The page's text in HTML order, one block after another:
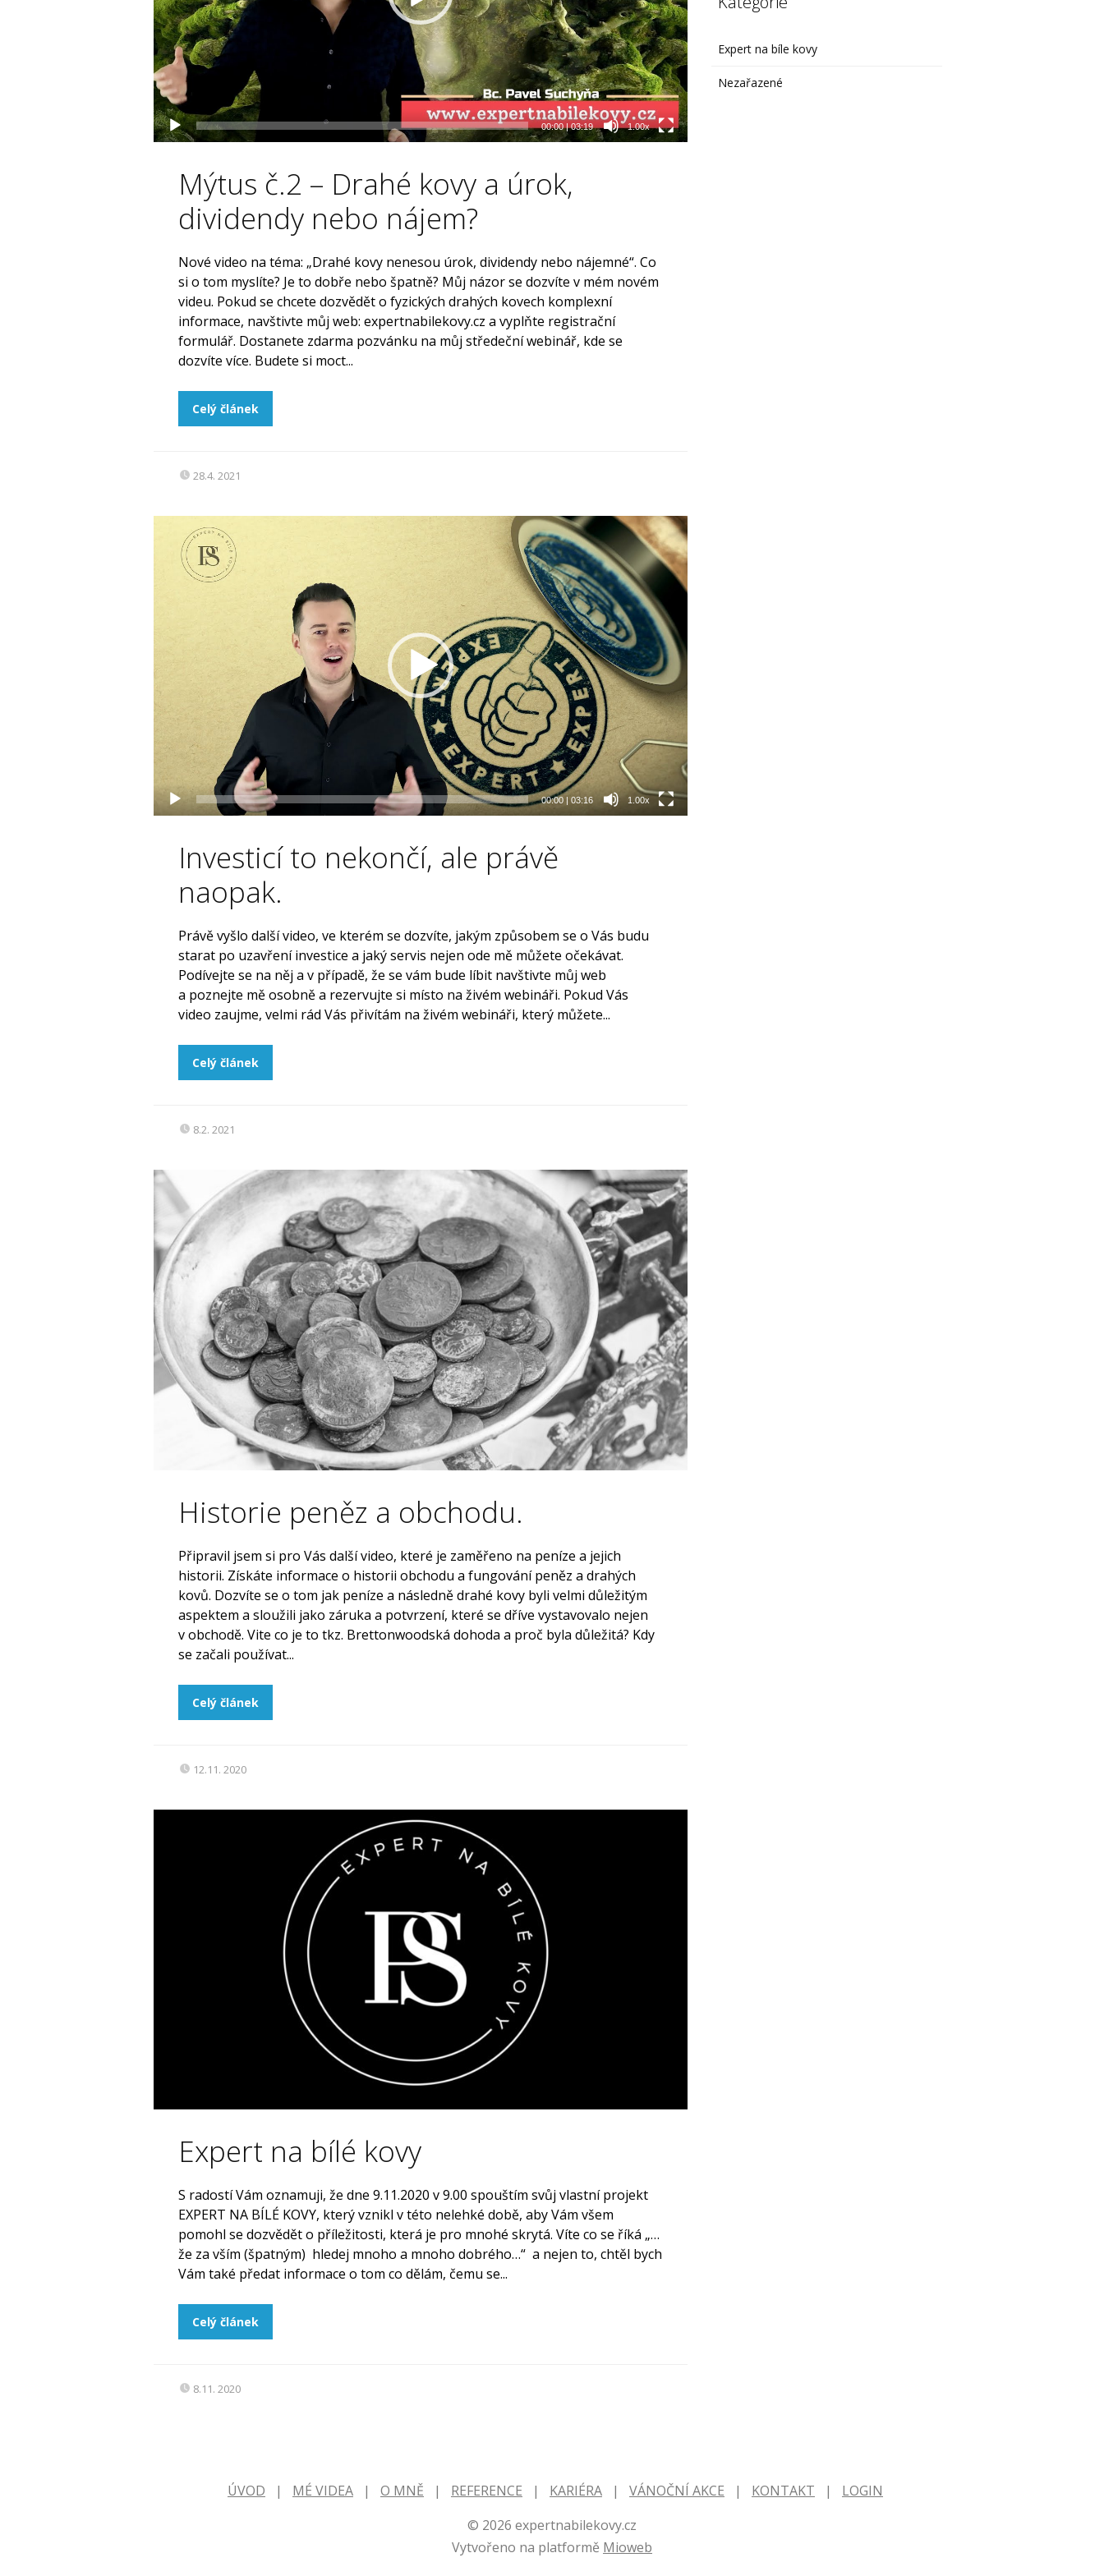
00:00|03:19 1.00x
Mýtus č.2 – Drahé kovy a úrok,
dividendy nebo nájem?
Nové video na téma: „Drahé kovy nenesou úrok, dividendy nebo nájemné“. Co
si o tom myslíte? Je to dobře nebo špatně? Můj názor se dozvíte v mém novém
videu. Pokud se chcete dozvědět o fyzických drahých kovech komplexní
informace, navštivte můj web: expertnabilekovy.cz a vyplňte registrační
formulář. Dostanete zdarma pozvánku na můj středeční webinář, kde se
dozvíte více. Budete si moct...
Celý článek
28.4. 2021
přehrávač
00:00| 03:16 1.00x
Investicí to nekončí, ale právě
naopak.
Právě vyšlo další video, ve kterém se dozvíte, jakým způsobem se o Vás budu
starat po uzavření investice a jaký servis nejen ode mě můžete očekávat.
Podívejte se na něj a v případě, že se vám bude líbit navštivte můj web
a poznejte mě osobně a rezervujte si místo na živém webináři. Pokud Vás
video zaujme, velmi rád Vás přivítám na živém webináři, který můžete...
Celý článek
8.2. 2021
Historie peněz a obchodu.
Připravil jsem si pro Vás další video, které je zaměřeno na peníze a jejich
historii. Získáte informace o historii obchodu a fungování peněz a drahých
kovů. Dozvíte se o tom jak peníze a následně drahé kovy byli velmi důležitým
aspektem a sloužili jako záruka a potvrzení, které se dříve vystavovalo nejen
v obchodě. Vite co je to tkz. Brettonwoodská dohoda a proč byla důležitá? Kdy
se začali používat...
Celý článek
12.11. 2020
Expert na bílé kovy
S radostí Vám oznamuji, že dne 9.11.2020 v 9.00 spouštím svůj vlastní projekt
EXPERT NA BÍLÉ KOVY, který vznikl v této nelehké době, aby Vám všem
pomohl se dozvědět o příležitosti, která je pro mnohé skrytá. Víte co se říká „…
že za vším (špatným) hledej mnoho a mnoho dobrého…“ a nejen to, chtěl bych
Vám také předat informace o tom co dělám, čemu se...
Celý článek
8.11. 2020
Expert na bíle kovy
Nezařazené
ÚVOD MÉ VIDEA O MNĚ REFERENCE KARIÉRA VÁNOČNÍ AKCE KONTAKT
LOGIN
© 2026 expertnabilekovy.cz
Vytvořeno na platformě Mioweb